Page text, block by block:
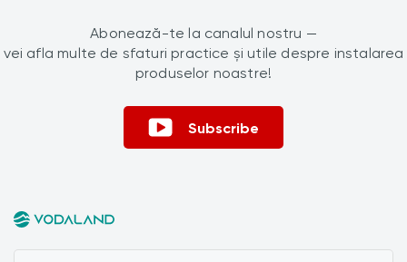
Abonează-te la canalul nostru —
vei afla multe de sfaturi practice și utile despre instalarea
produselor noastre!
Subscribe